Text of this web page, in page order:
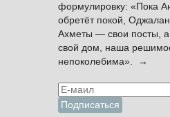
формулировку: «Пока
обретёт покой,
Ахметы — свои посты,
свой дом, наша
непоколебима». →